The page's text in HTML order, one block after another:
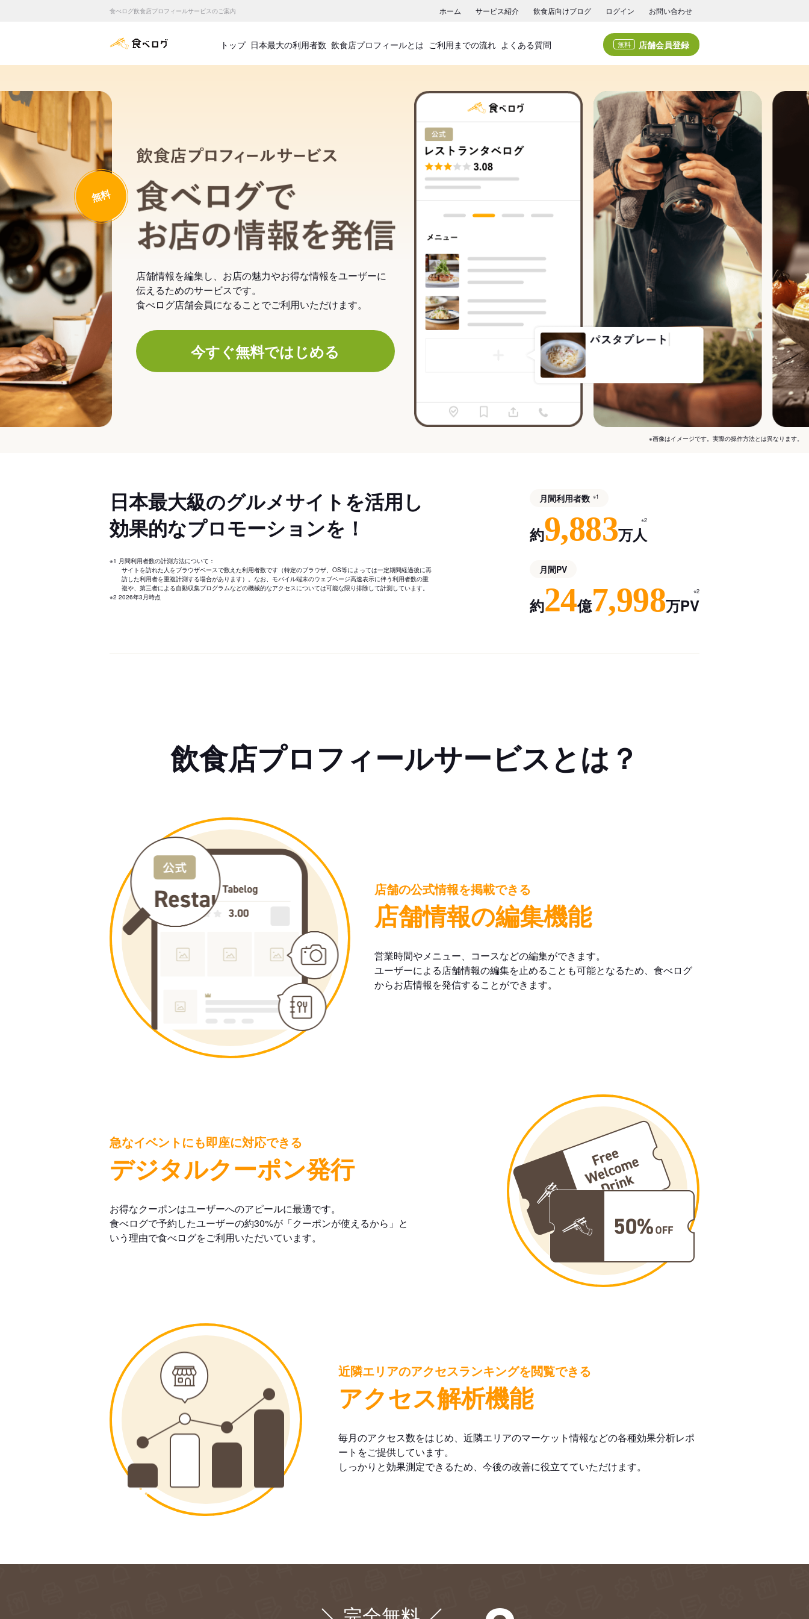
食べログ飲食店プロフィールサービスのご案内 ホーム サービス紹介 飲食店向けブログ ログイン お問い合わせ
食べログ店舗管理画面
トップ 日本最大の利用者数 飲食店プロフィールとは ご利用までの流れ よくある質問 無料 店舗会員登録
飲食店プロフィールサービス
食べログでお店の情報を発信
無料
店舗情報を編集し、お店の魅力やお得な情報をユーザーに
伝えるためのサービスです。
食べログ店舗会員になることでご利用いただけます。
今すぐ無料ではじめる
※画像はイメージです。実際の操作方法とは異なります。
日本最大級のグルメサイトを活用し
効果的なプロモーションを！
※1 月間利用者数の計測方法について：
サイトを訪れた人をブラウザベースで数えた利用者数です（特定のブラウザ、OS等によっては一定期間経過後に再
訪した利用者を重複計測する場合があります）。なお、モバイル端末のウェブページ高速表示に伴う利用者数の重
複や、第三者による自動収集プログラムなどの機械的なアクセスについては可能な限り排除して計測しています。
※2 2026年3月時点
月間利用者数 ※1
約9,883万人
※2
月間PV
約24億7,998万PV
※2
飲食店プロフィールサービスとは？
店舗の公式情報を掲載できる
店舗情報の編集機能
営業時間やメニュー、コースなどの編集ができます。
ユーザーによる店舗情報の編集を止めることも可能となるため、食べログ
からお店情報を発信することができます。
急なイベントにも即座に対応できる
デジタルクーポン発行
お得なクーポンはユーザーへのアピールに最適です。
食べログで予約したユーザーの約30%が「クーポンが使えるから」と
いう理由で食べログをご利用いただいています。
近隣エリアのアクセスランキングを閲覧できる
アクセス解析機能
毎月のアクセス数をはじめ、近隣エリアのマーケット情報などの各種効果分析レポ
ートをご提供しています。
しっかりと効果測定できるため、今後の改善に役立てていただけます。